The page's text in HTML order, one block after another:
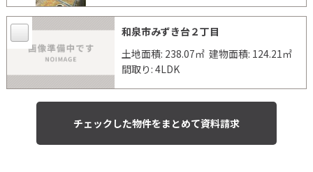
和泉市みずき台２丁目
土地面積: 238.07㎡建物面積: 124.21㎡
間取り: 4LDK